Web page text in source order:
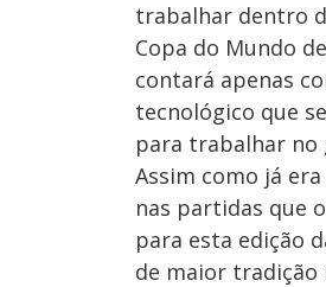
trabalhar dentro
Copa do Mundo
contará apenas
tecnológico que
para trabalhar no
Assim como já
nas partidas que
para esta edição
de maior tradição